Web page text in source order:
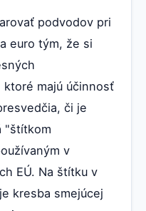
podvodov pri
euro tým, že si
majú účinnosť
či je
"štítkom
v
EÚ. Na štítku v
kresba smejúcej